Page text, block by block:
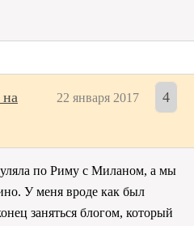
22 января 2017 4
на
по Риму с Миланом, а мы
У меня вроде как был
заняться блогом, который